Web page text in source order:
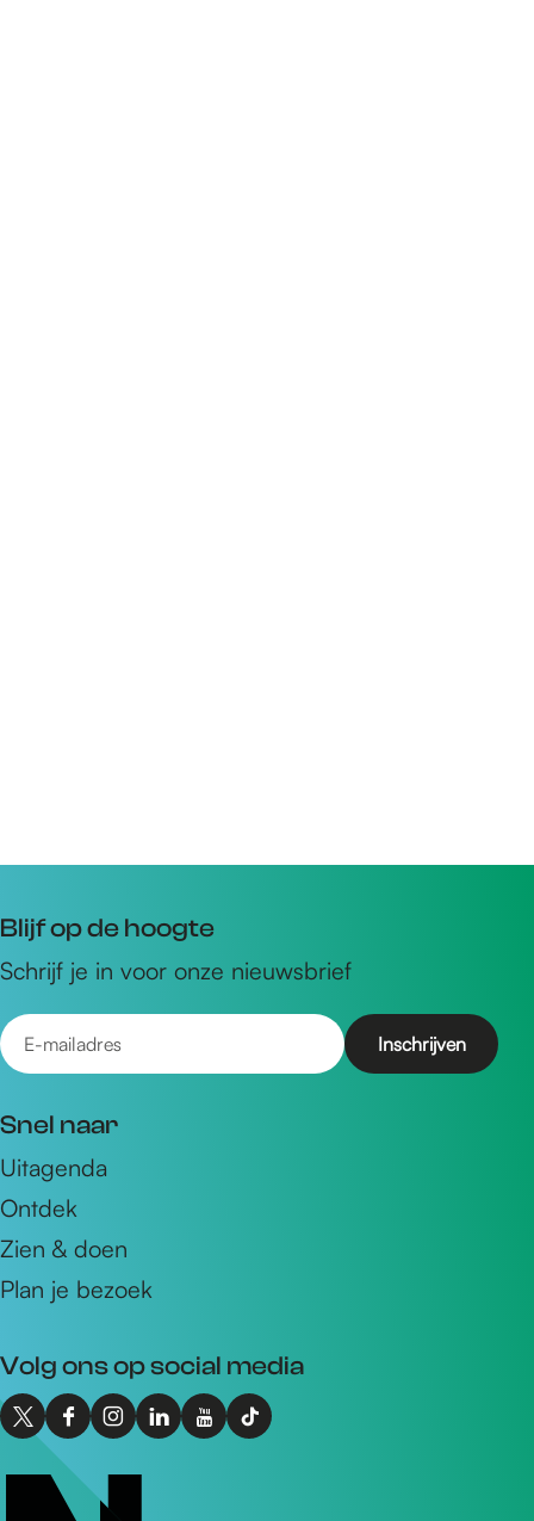
Blijf op de hoogte
Schrijf je in voor onze nieuwsbrief
E
-
a
i
l
a
d
e
Snel naar
Uitagenda
Ontdek
Zien & doen
Plan je bezoek
Volg ons op social media
X
F
a
I
L
Y
T